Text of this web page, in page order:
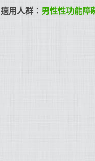
適用人群： 男性性功能障